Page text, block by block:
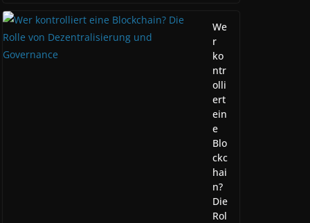
We
r
ko
ntr
olli
ert
ein
e
Blo
ckc
hai
n?
Die
Rol